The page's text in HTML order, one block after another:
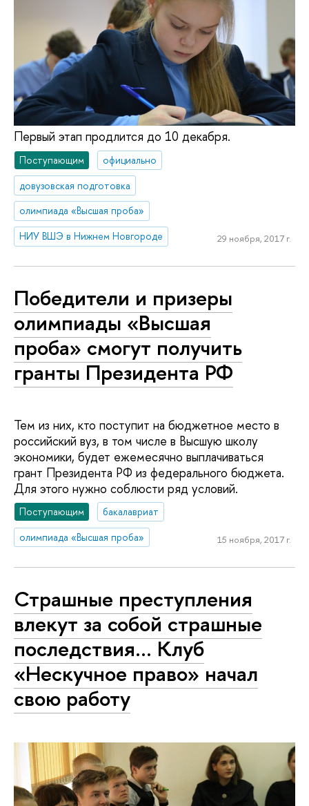
Первый этап продлится до 10 декабря.
Поступающим
официально
довузовская подготовка
олимпиада «Высшая проба»
НИУ ВШЭ в Нижнем Новгороде
29 ноября, 2017 г.
Победители и призеры
олимпиады «Высшая
проба» смогут получить
гранты Президента РФ
Тем из них, кто поступит на бюджетное место в
российский вуз, в том числе в Высшую школу
экономики, будет ежемесячно выплачиваться
грант Президента РФ из федерального бюджета.
Для этого нужно соблюсти ряд условий.
Поступающим
бакалавриат
олимпиада «Высшая проба»
15 ноября, 2017 г.
Страшные преступления
влекут за собой страшные
последствия... Клуб
«Нескучное право» начал
свою работу